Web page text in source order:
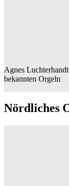
Agnes
bekannten Orgeln
Nördliches